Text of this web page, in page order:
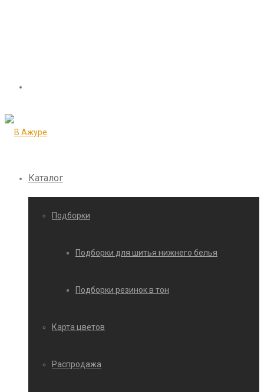
Каталог
Подборки
Подборки для шитья нижнего белья
Подборки резинок в тон
Карта цветов
Распродажа